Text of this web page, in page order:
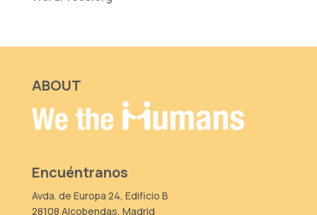
ABOUT
Encuéntranos
Avda. de Europa 24, Edificio B
28108 Alcobendas, Madrid